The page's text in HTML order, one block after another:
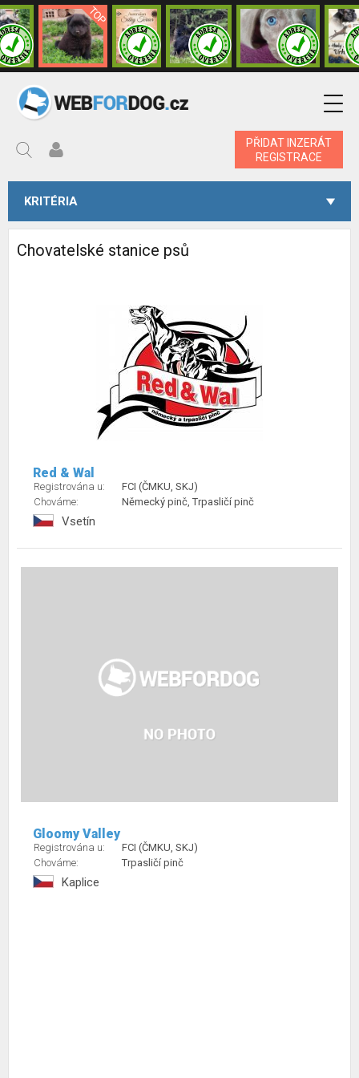
PŘIDAT INZERÁT
REGISTRACE
KRITÉRIA
Chovatelské stanice psů
Red & Wal
Registrována u:
FCI (ČMKU, SKJ)
Chováme:
Německý pinč, Trpasličí pinč
Vsetín
Gloomy Valley
Registrována u:
FCI (ČMKU, SKJ)
Chováme:
Trpasličí pinč
Kaplice